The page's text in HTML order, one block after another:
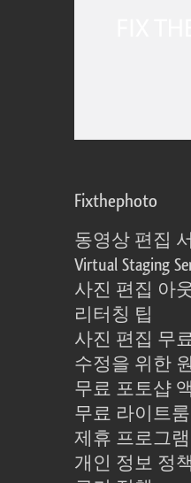
Fixthephoto
동영상 편집
Virtual Staging
사진 편집 아
리터칭 팁
사진 편집 무
수정을 위한
무료 포토샵
무료 라이트
제휴 프로그램
개인 정보 정책